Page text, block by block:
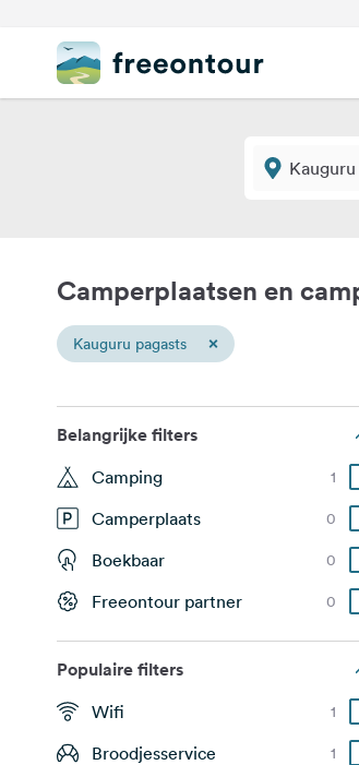
Camperplaatsen en
Kauguru pagasts ×
Belangrijke filters
Camping 1
Camperplaats 0
Boekbaar 0
Freeontour partner 0
Populaire filters
Wifi 1
Broodjesservice 1